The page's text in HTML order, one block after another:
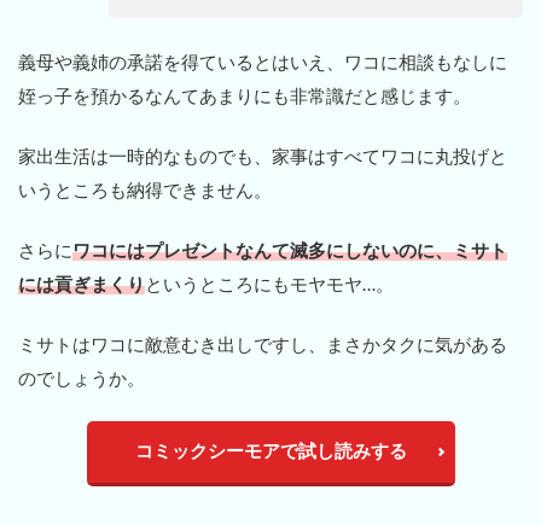
義母や義姉の承諾を得ているとはいえ、ワコに相談もなしに
姪っ子を預かるなんてあまりにも非常識だと感じます。
家出生活は一時的なものでも、家事はすべてワコに丸投げと
いうところも納得できません。
さらにワコにはプレゼントなんて滅多にしないのに、ミサト
には貢ぎまくりというところにもモヤモヤ…。
ミサトはワコに敵意むき出しですし、まさかタクに気がある
のでしょうか。
コミックシーモアで試し読みする